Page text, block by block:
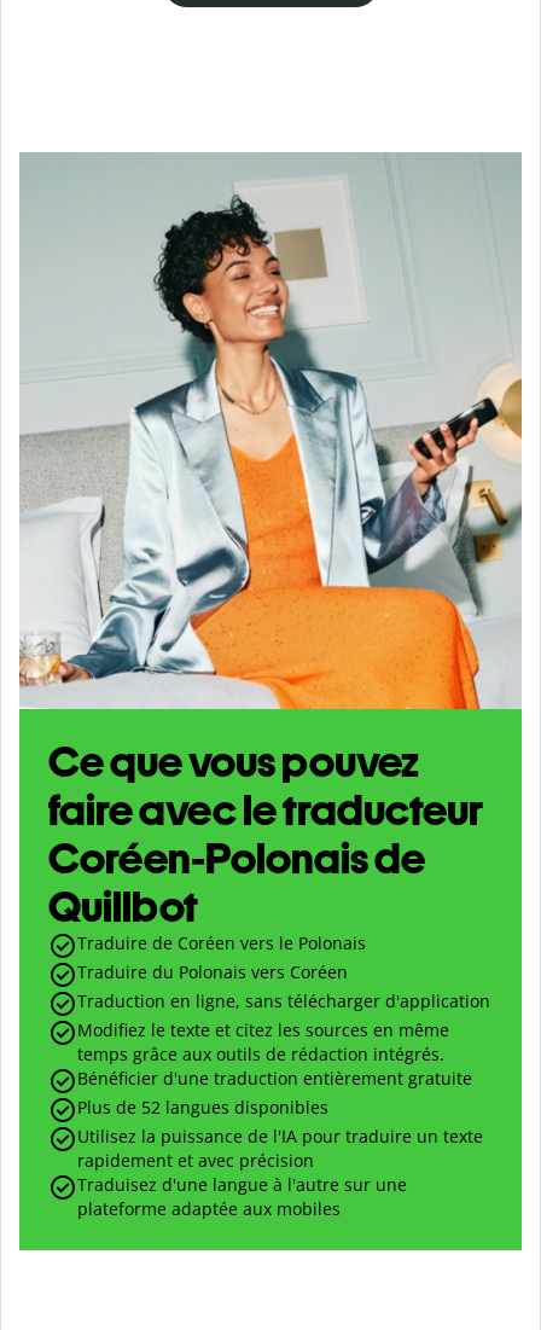
Ce que vous pouvez
faire avec le traducteur
Coréen-Polonais de
Quillbot
Traduire de Coréen vers le Polonais
Traduire du Polonais vers Coréen
Traduction en ligne, sans télécharger d'application
Modifiez le texte et citez les sources en même
temps grâce aux outils de rédaction intégrés.
Bénéficier d'une traduction entièrement gratuite
Plus de 52 langues disponibles
Utilisez la puissance de l'IA pour traduire un texte
rapidement et avec précision
Traduisez d'une langue à l'autre sur une
plateforme adaptée aux mobiles